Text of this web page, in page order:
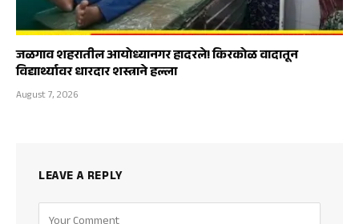
जळगाव शहरातील आयोध्यानगर हादरले! किरकोळ वादातून
विद्यार्थ्यावर धारदार शस्त्राने हल्ला
August 7, 2026
LEAVE A REPLY